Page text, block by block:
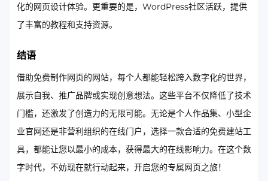
化的网页设计体验。更重要的是，WordPress社区活跃，提供
了丰富的教程和支持资源。
结语
借助免费制作网页的网站，每个人都能轻松跨入数字化的世界，
展示自我、推广品牌或实现创意想法。这些平台不仅降低了技术
门槛，还激发了创造力的无限可能。无论是个人作品集、小型企
业官网还是非营利组织的在线门户，选择一款合适的免费建站工
具，都能让您以最小的成本，获得最大的在线影响力。在这个数
字时代，不妨现在就行动起来，开启您的专属网页之旅！